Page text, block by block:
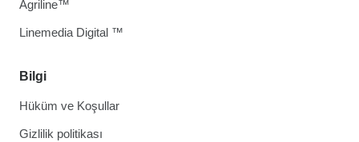
Bilgi
Hüküm ve Koşullar
Gizlilik politikası
Agriline™
Linemedia Digital ™